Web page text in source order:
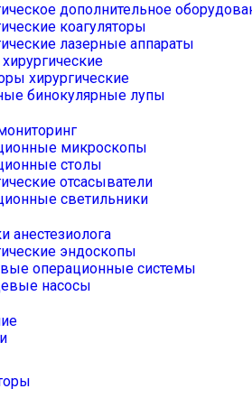
дополнительное
коагуляторы
лазерные аппараты
хирургические
бинокулярные лупы
микроскопы
столы
отсасыватели
светильники
анестезиолога
эндоскопы
операционные системы
насосы